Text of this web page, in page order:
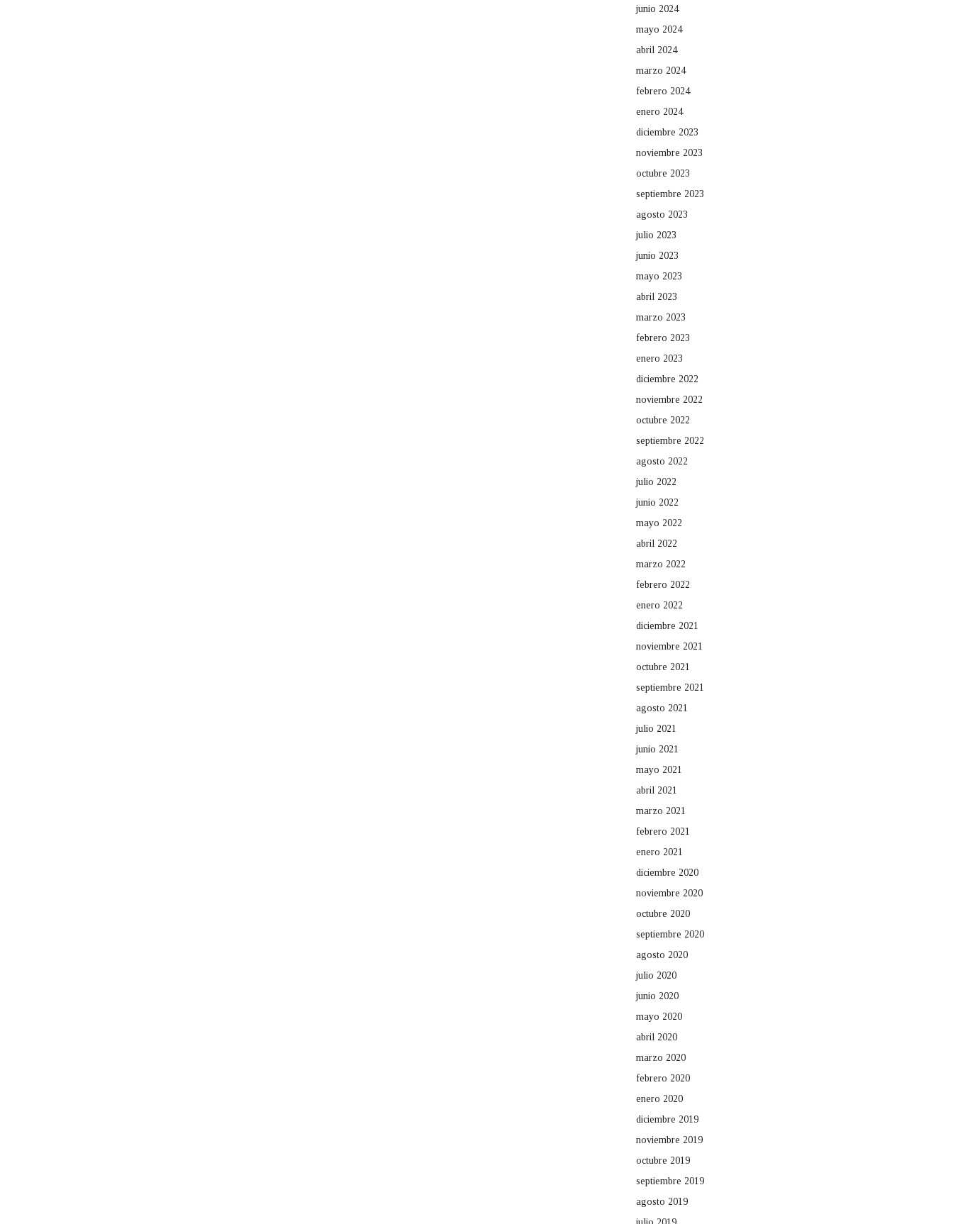
junio 2024
mayo 2024
abril 2024
marzo 2024
febrero 2024
enero 2024
diciembre 2023
noviembre 2023
octubre 2023
septiembre 2023
agosto 2023
julio 2023
junio 2023
mayo 2023
abril 2023
marzo 2023
febrero 2023
enero 2023
diciembre 2022
noviembre 2022
octubre 2022
septiembre 2022
agosto 2022
julio 2022
junio 2022
mayo 2022
abril 2022
marzo 2022
febrero 2022
enero 2022
diciembre 2021
noviembre 2021
octubre 2021
septiembre 2021
agosto 2021
julio 2021
junio 2021
mayo 2021
abril 2021
marzo 2021
febrero 2021
enero 2021
diciembre 2020
noviembre 2020
octubre 2020
septiembre 2020
agosto 2020
julio 2020
junio 2020
mayo 2020
abril 2020
marzo 2020
febrero 2020
enero 2020
diciembre 2019
noviembre 2019
octubre 2019
septiembre 2019
agosto 2019